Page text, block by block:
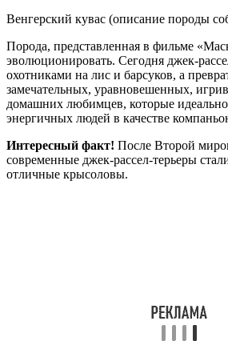
Венгерский кувас (описание породы
Порода, представленная в фильме
эволюционировать. Сегодня джек-
охотниками на лис и барсуков, а
замечательных, уравновешенных,
домашних любимцев, которые идеально
энергичных людей в качестве
Интересный факт! После Второй
современные джек-рассел-терьеры
отличные крысоловы.